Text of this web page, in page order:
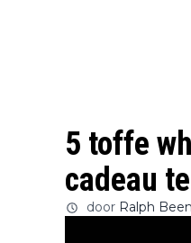
5 toffe
cadeau
door Ralph